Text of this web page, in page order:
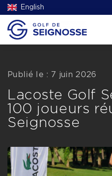
English
Publié le : 7 juin 2026
Lacoste Golf
100 joueurs
Seignosse